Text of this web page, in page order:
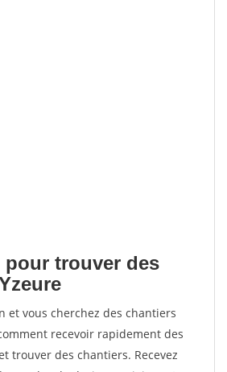
trouver des
et vous cherchez des chantiers
recevoir rapidement des
trouver des chantiers. Recevez